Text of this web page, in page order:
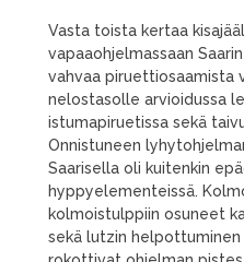
Vasta toista kertaa
vapaaohjelmassaan
vahvaa piruettiosaamista
nelostasolle arvioidussa
istumapiruetissa sekä
Onnistuneen
Saarisella oli kuitenkin
hyppyelementeissä.
kolmoistulppiin osuneet
sekä lutzin helpottuminen